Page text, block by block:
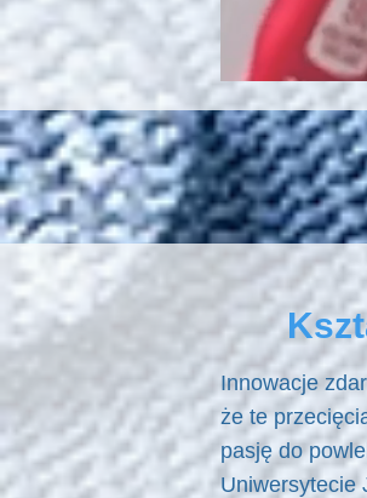
Innowacje
że te
pasję do
Uniwersytecie